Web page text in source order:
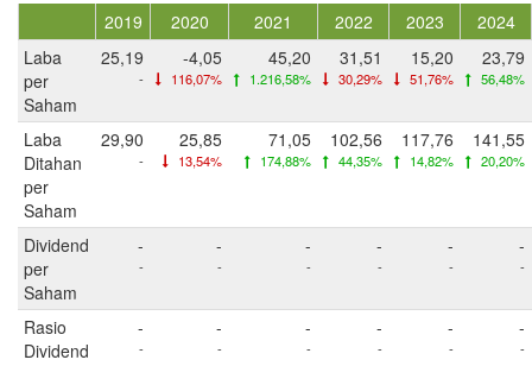
2019 2020 2021 2022 2023
2024
Laba
per
Saham
25,19
-
-4,05
116,07%
45,20
1.216,58%
31,51
30,29%
15,20
51,76%
23,79
56,48%
Laba
Ditahan
per
Saham
29,90
-
25,85
13,54%
71,05
174,88%
102,56
44,35%
117,76
14,82%
141,55
20,20%
Dividend
per
Saham
-
-
-
-
-
-
-
-
-
-
-
-
Rasio
Dividend
-
-
-
-
-
-
-
-
-
-
-
-